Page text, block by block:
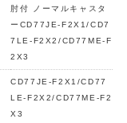
肘付 ノーマルキャスタ
ーCD77JE-F2X1/CD7
7LE-F2X2/CD77ME-F
2X3
CD77JE-F2X1/CD77
LE-F2X2/CD77ME-F2
X3